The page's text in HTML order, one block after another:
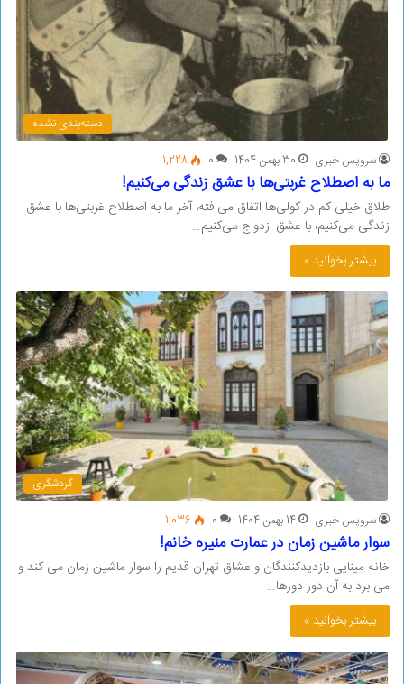
دسته‌بندی نشده
سرویس خبری 30 بهمن 1404 0
1,228
ما به اصطلاح غربتی‌ها با عشق زندگی می‌کنیم!
طلاق خیلی کم در کولی‌ها اتفاق می‌افته، آخر ما به اصطلاح غربتی‌ها با عشق
زندگی می‌کنیم، با عشق ازدواج می‌کنیم…
بیشتر بخوانید »
گردشگری
سرویس خبری 14 بهمن 1404 0
1,036
سوار ماشین زمان در عمارت منیره خانم!
خانه مینایی بازدیدکنندگان و عشاق تهران قدیم را سوار ماشین زمان می کند و
می برد به آن دور دورها…
بیشتر بخوانید »